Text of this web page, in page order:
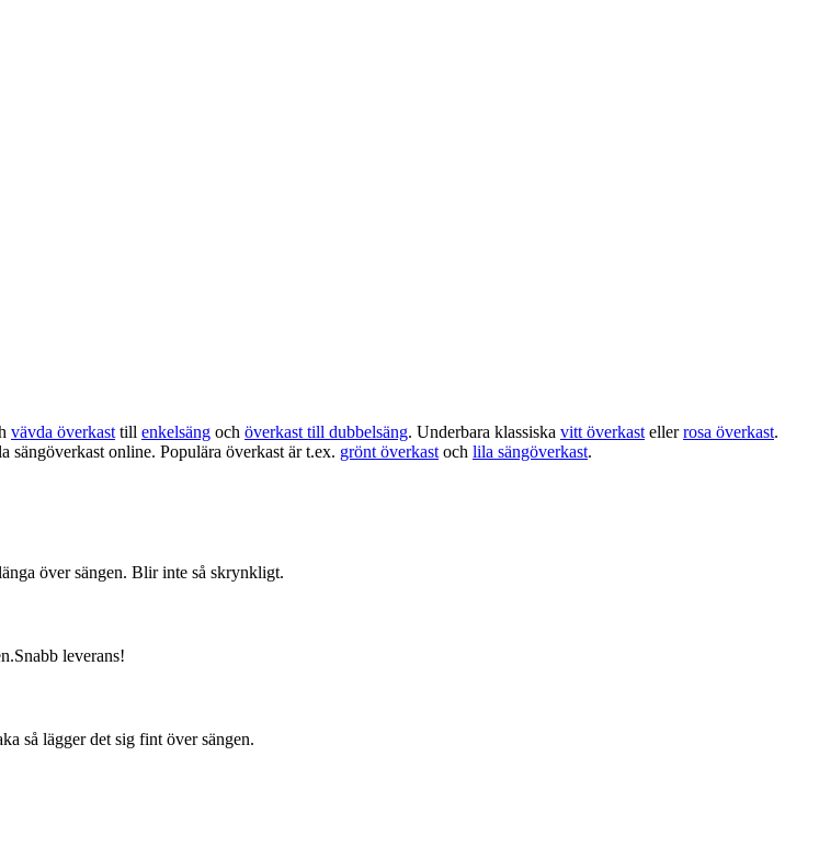
vävda överkast till enkelsäng och överkast till dubbelsäng. Underbara klassiska vitt överkast ellerrosa överkast.
online. Populära överkast är t.ex. grönt överkast och lila sängöverkast.
över sängen. Blir inte så skrynkligt.
leverans!
så lägger det sig fint över sängen.